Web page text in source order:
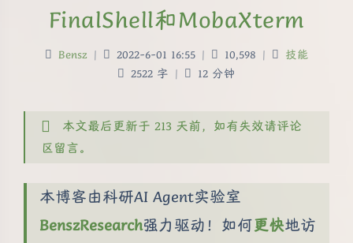
FinalShell和MobaXterm
Bensz | 2022-6-01 16:55 | 10,598 |
技能
2522 字 | 12 分钟
本文最后更新于 213 天前，如有失效请评论
区留言。
本博客由科研AI Agent实验室
BenszResearch强力驱动！如何更快地访